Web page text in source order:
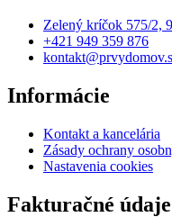
Zelený kríčok 575/2,
+421 949 359 876
Informácie
Kontakt a kancelária
Zásady ochrany
Nastavenia cookies
Fakturačné údaje